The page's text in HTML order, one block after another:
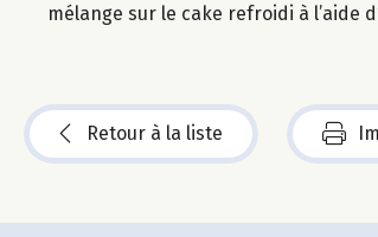
mélange sur le cake refroidi à l’aide
Retour à la liste